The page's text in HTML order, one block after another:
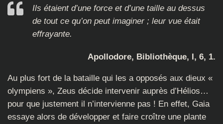
Ils étaient d’une force et d’une taille au dessus
de tout ce qu’on peut imaginer ; leur vue était
effrayante.
Apollodore, Bibliothèque, I, 6, 1.
Au plus fort de la bataille qui les a opposés aux dieux «
olympiens », Zeus décide intervenir auprès d’Hélios…
pour que justement il n’intervienne pas ! En effet, Gaia
essaye alors de développer et faire croître une plante